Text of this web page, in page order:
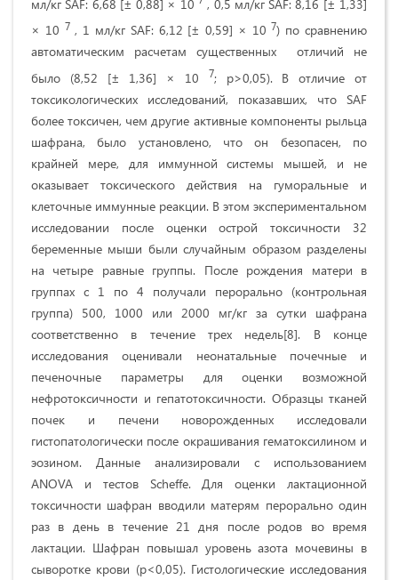
мл/кгSAF: 6,68 [± 0,88] × 10 , 0,5 мл/кгSAF: 8,16 [± 1,33]
× 10 7 , 1 мл/кг SAF: 6,12 [± 0,59] × 10 7) по сравнению
автоматическим расчетам существенных отличий не
было (8,52 [± 1,36] × 10 7; p>0,05). В отличие от
токсикологических исследований, показавших, что SAF
более токсичен, чем другие активные компоненты рыльца
шафрана, было установлено, что он безопасен, по
крайней мере, для иммунной системы мышей, и не
оказывает токсического действия на гуморальные и
клеточные иммунные реакции. В этом экспериментальном
исследовании после оценки острой токсичности 32
беременные мыши были случайным образом разделены
на четыре равные группы. После рождения матери в
группах с 1 по 4 получали перорально (контрольная
группа) 500, 1000 или 2000 мг/кг за сутки шафрана
соответственно в течение трех недель[8]. В конце
исследования оценивали неонатальные почечные и
печеночные параметры для оценки возможной
нефротоксичности и гепатотоксичности. Образцы тканей
почек и печени новорожденных исследовали
гистопатологически после окрашивания гематоксилином и
эозином. Данные анализировали с использованием
ANOVA и тестов Scheffe. Для оценки лактационной
токсичности шафран вводили матерям перорально один
раз в день в течение 21 дня после родов во время
лактации. Шафран повышал уровень азота мочевины в
сыворотке крови (p<0,05). Гистологические исследования